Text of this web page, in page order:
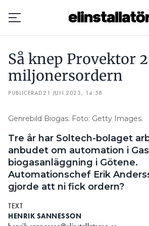
Prenumerera
Hantera prenumeration
Lediga jobb
Annonsera
Läs E-tidningen
Kontakt
Personuppgifter
Så knep Provektor
miljonersordern
PUBLICERAD21 JUN 2023, 14:58
Genrebild Biogas. Foto: Getty Images.
Tre år har Soltech-bolaget
anbudet om automation i
biogasanläggning i Götene.
Automationschef Erik
gjorde att ni fick ordern?
TEXT
HENRIK SANNESSON
SÅ KNEP PROVEKTOR 20-